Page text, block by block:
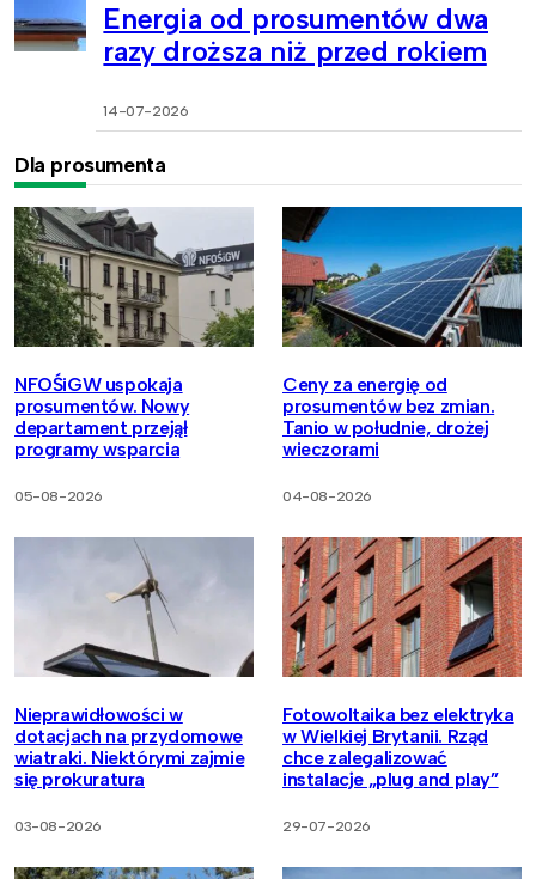
Energia od prosumentów dwa
razy droższa niż przed rokiem
14-07-2026
Dla prosumenta
NFOŚiGW uspokaja
prosumentów. Nowy
departament przejął
programy wsparcia
05-08-2026
Ceny za energię od
prosumentów bez zmian.
Tanio w południe, drożej
wieczorami
04-08-2026
Nieprawidłowości w
dotacjach na przydomowe
wiatraki. Niektórymi zajmie
się prokuratura
03-08-2026
Fotowoltaika bez elektryka
w Wielkiej Brytanii. Rząd
chce zalegalizować
instalacje „plug and play”
29-07-2026